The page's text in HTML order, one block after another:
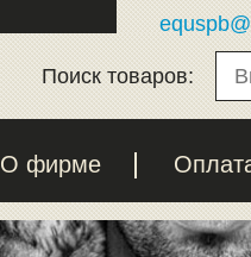
Поиск товаров:
О фирме